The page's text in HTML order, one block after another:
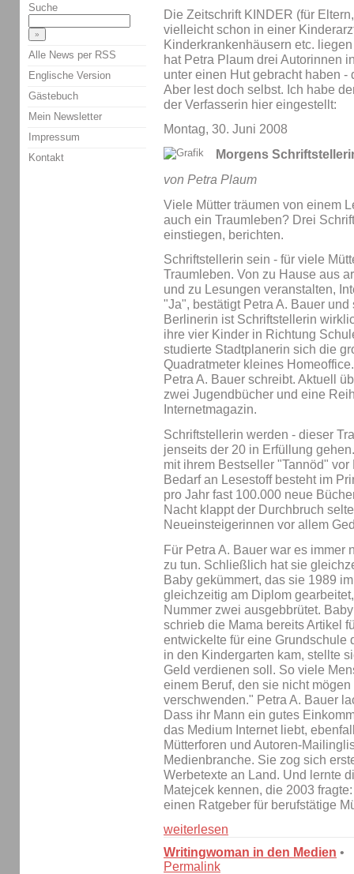
Die Zeitschrift KINDER (für
vielleicht schon in einer
Kinderkrankenhäusern etc.
hat Petra Plaum drei Autorinnen
unter einen Hut gebracht haben -
Aber lest doch selbst. Ich habe
der Verfasserin hier eingestellt:
Montag, 30. Juni 2008
Morgens
von Petra Plaum
Viele Mütter träumen von einem
auch ein Traumleben? Drei
einstiegen, berichten.
Schriftstellerin sein - für viele
Traumleben. Von zu Hause aus
und zu Lesungen veranstalten,
"Ja", bestätigt Petra A. Bauer
Berlinerin ist Schriftstellerin
ihre vier Kinder in Richtung
studierte Stadtplanerin sich die
Quadratmeter kleines
Petra A. Bauer schreibt. Aktuell
zwei Jugendbücher und eine
Internetmagazin.
Schriftstellerin werden - dieser
jenseits der 20 in Erfüllung
mit ihrem Bestseller "Tannöd"
Bedarf an Lesestoff besteht im
pro Jahr fast 100.000 neue
Nacht klappt der Durchbruch
Neueinsteigerinnen vor allem
Für Petra A. Bauer war es
zu tun. Schließlich hat sie
Baby gekümmert, das sie 1989
gleichzeitig am Diplom
Nummer zwei ausgebbrütet.
schrieb die Mama bereits Artikel
entwickelte für eine Grundschule
in den Kindergarten kam, stellte
Geld verdienen soll. So viele
einem Beruf, den sie nicht
verschwenden." Petra A. Bauer
Dass ihr Mann ein gutes
das Medium Internet liebt,
Mütterforen und Autoren-
Medienbranche. Sie zog sich
Werbetexte an Land. Und lernte
Matejcek kennen, die 2003
einen Ratgeber für berufstätige
weiterlesen
Writingwoman in den Medien •
Permalink
Suche
Alle News per RSS
Englische Version
Gästebuch
Mein Newsletter
Impressum
Kontakt